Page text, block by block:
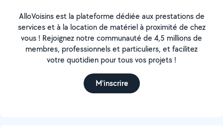
AlloVoisins est la plateforme dédiée aux prestations de
services et à la location de matériel à proximité de chez
vous ! Rejoignez notre communauté de 4,5 millions de
membres, professionnels et particuliers, et facilitez
votre quotidien pour tous vos projets !
M'inscrire